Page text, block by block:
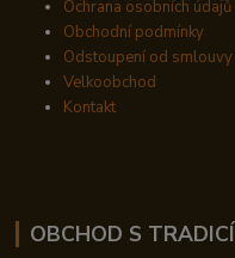
Ochrana osobních údajů
Obchodní podmínky
Odstoupení od smlouvy
Velkoobchod
Kontakt
OBCHOD S TRADICÍ